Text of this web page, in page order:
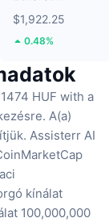
$1,922.25
0.48%
HUF with a
A(a)
Assisterr AI
kínálat
100,000,000